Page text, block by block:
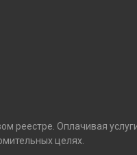
реестре. Оплачивая
целях.